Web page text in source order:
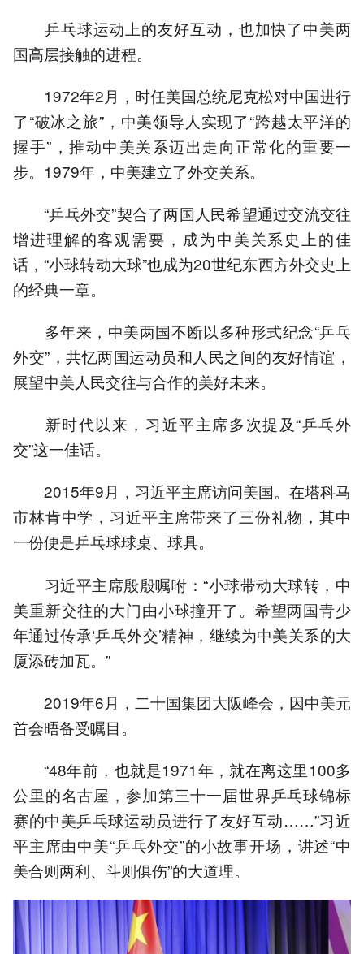
乒乓球运动上的友好互动，也加快了中美两
国高层接触的进程。
1972年2月，时任美国总统尼克松对中国进行
了“破冰之旅”，中美领导人实现了“跨越太平洋的
握手”，推动中美关系迈出走向正常化的重要一
步。1979年，中美建立了外交关系。
“乒乓外交”契合了两国人民希望通过交流交往
增进理解的客观需要，成为中美关系史上的佳
话，“小球转动大球”也成为20世纪东西方外交史上
的经典一章。
多年来，中美两国不断以多种形式纪念“乒乓
外交”，共忆两国运动员和人民之间的友好情谊，
展望中美人民交往与合作的美好未来。
新时代以来，习近平主席多次提及“乒乓外
交”这一佳话。
2015年9月，习近平主席访问美国。在塔科马
市林肯中学，习近平主席带来了三份礼物，其中
一份便是乒乓球球桌、球具。
习近平主席殷殷嘱咐：“小球带动大球转，中
美重新交往的大门由小球撞开了。希望两国青少
年通过传承‘乒乓外交’精神，继续为中美关系的大
厦添砖加瓦。”
2019年6月，二十国集团大阪峰会，因中美元
首会晤备受瞩目。
“48年前，也就是1971年，就在离这里100多
公里的名古屋，参加第三十一届世界乒乓球锦标
赛的中美乒乓球运动员进行了友好互动……”习近
平主席由中美“乒乓外交”的小故事开场，讲述“中
美合则两利、斗则俱伤”的大道理。